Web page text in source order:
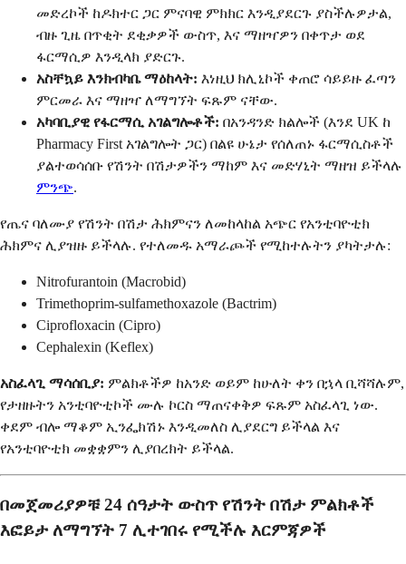
መድረኮች ከዶክተር ጋር ምናባዊ ምክክር እንዲያደርጉ ያስችሉዎታል,
ብዙ ጊዜ በጥቂት ደቂቃዎች ውስጥ, እና ማዘዣዎን በቀጥታ ወደ
ፋርማሲዎ እንዲላክ ያድርጉ.
አስቸኳይ እንክብካቤ ማዕከላት: እነዚህ ክሊኒኮች ቀጠሮ ሳይይዙ ፈጣን
ምርመራ እና ማዘዣ ለማግኘት ፍጹም ናቸው.
አካባቢያዊ የፋርማሲ አገልግሎቶች: በአንዳንድ ክልሎች (እንደ UK ከ
Pharmacy First አገልግሎት ጋር) በልዩ ሁኔታ የሰለጠኑ ፋርማሲስቶች
ያልተወሳሰቡ የሽንት በሽታዎችን ማከም እና መድሃኒት ማዘዝ ይችላሉ
ምንጭ.
የጤና ባለሙያ የሽንት በሽታ ሕክምናን ለመከላከል አጭር የአንቲባዮቲክ
ሕክምና ሊያዝዙ ይችላሉ. የተለመዱ አማራጮች የሚከተሉትን ያካትታሉ:
Nitrofurantoin (Macrobid)
Trimethoprim-sulfamethoxazole (Bactrim)
Ciprofloxacin (Cipro)
Cephalexin (Keflex)
አስፈላጊ ማሳሰቢያ: ምልክቶችዎ ከአንድ ወይም ከሁለት ቀን በኋላ ቢሻሻሉም,
የታዘዙትን አንቲባዮቲኮች ሙሉ ኮርስ ማጠናቀቅዎ ፍጹም አስፈላጊ ነው.
ቀደም ብሎ ማቆም ኢንፌክሽኑ እንዲመለስ ሊያደርግ ይችላል እና
የአንቲባዮቲክ መቋቋምን ሊያበረክት ይችላል.
በመጀመሪያዎቹ 24 ሰዓታት ውስጥ የሽንት በሽታ ምልክቶች
እፎይታ ለማግኘት 7 ሊተገበሩ የሚችሉ እርምጃዎች